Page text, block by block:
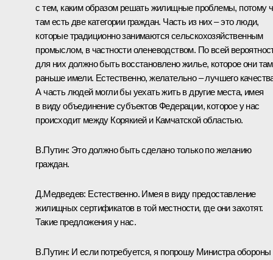
с тем, каким образом решать жилищные проблемы, потому
там есть две категории граждан. Часть из них – это люди,
которые традиционно занимаются сельскохозяйственным
промыслом, в частности оленеводством. По всей
для них должно быть восстановлено жилье, которое они там
раньше имели. Естественно, желательно – лучшего
А часть людей могли бы уехать жить в другие места, имея
в виду объединение субъектов Федерации, которое у нас
происходит между Корякией и Камчатской областью.
В.Путин: Это должно быть сделано только по желанию
граждан.
Д.Медведев: Естественно. Имея в виду предоставление
жилищных сертификатов в той местности, где они захотят.
Такие предложения у нас.
В.Путин: И если потребуется, я попрошу Министра обороны